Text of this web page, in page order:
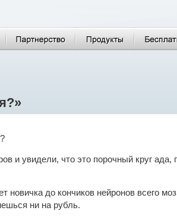
и увидели, что это порочный круг
новичка до кончиков нейронов всего
ни на рубль.